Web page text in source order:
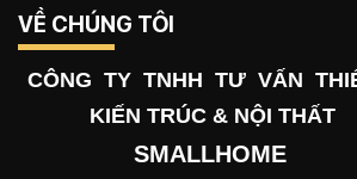
VỀ CHÚNG TÔI
CÔNG TY TNHH TƯ VẤN
KIẾN TRÚC & NỘI THẤT
SMALLHOME